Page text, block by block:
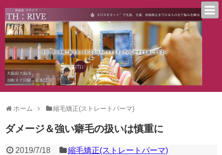
ホーム 縮毛矯正(ストレートパーマ)
ダメージ＆強い癖毛の扱いは慎重に
2019/7/18 縮毛矯正(ストレートパーマ)